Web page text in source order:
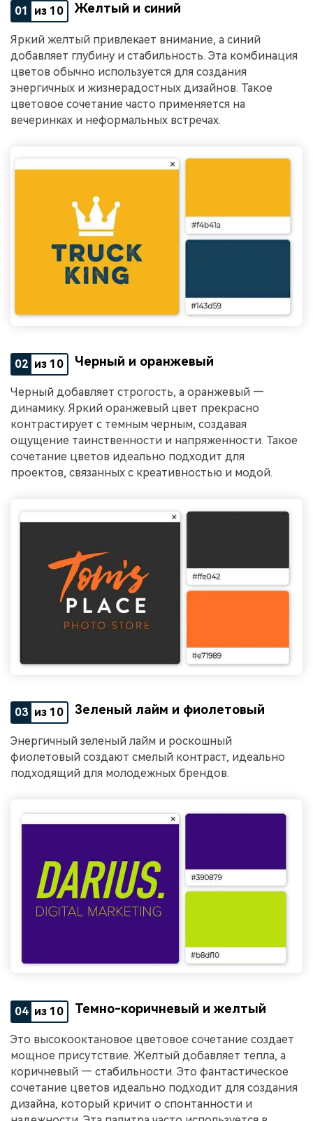
01 из 10 Желтый и синий
Яркий желтый привлекает внимание, а синий
добавляет глубину и стабильность. Эта комбинация
цветов обычно используется для создания
энергичных и жизнерадостных дизайнов. Такое
цветовое сочетание часто применяется на
вечеринках и неформальных встречах.
02 из 10 Черный и оранжевый
Черный добавляет строгость, а оранжевый —
динамику. Яркий оранжевый цвет прекрасно
контрастирует с темным черным, создавая
ощущение таинственности и напряженности. Такое
сочетание цветов идеально подходит для
проектов, связанных с креативностью и модой.
03 из 10 Зеленый лайм и фиолетовый
Энергичный зеленый лайм и роскошный
фиолетовый создают смелый контраст, идеально
подходящий для молодежных брендов.
04 из 10 Темно-коричневый и желтый
Это высокооктановое цветовое сочетание создает
мощное присутствие. Желтый добавляет тепла, а
коричневый — стабильности. Это фантастическое
сочетание цветов идеально подходит для создания
дизайна, который кричит о спонтанности и